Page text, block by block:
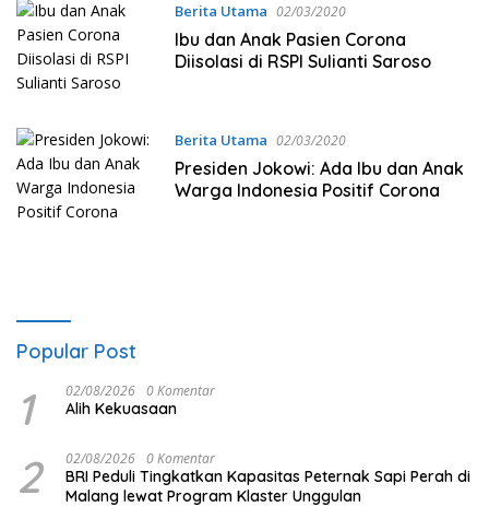
Berita Utama 02/03/2020
Ibu dan Anak Pasien Corona
Diisolasi di RSPI Sulianti Saroso
Berita Utama 02/03/2020
Presiden Jokowi: Ada Ibu dan Anak
Warga Indonesia Positif Corona
Popular Post
1 02/08/2026 0 Komentar
Alih Kekuasaan
2 02/08/2026 0 Komentar
BRI Peduli Tingkatkan Kapasitas Peternak Sapi Perah di
Malang lewat Program Klaster Unggulan